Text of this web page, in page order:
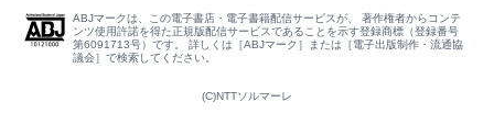
ABJマークは、この電子書店・電子書籍配信サービスが、 著作権者からコンテ
ンツ使用許諾を得た正規版配信サービスであることを示す登録商標（登録番号
第6091713号）です。 詳しくは［ABJマーク］または［電子出版制作・流通協
議会］で検索してください。
(C)NTTソルマーレ